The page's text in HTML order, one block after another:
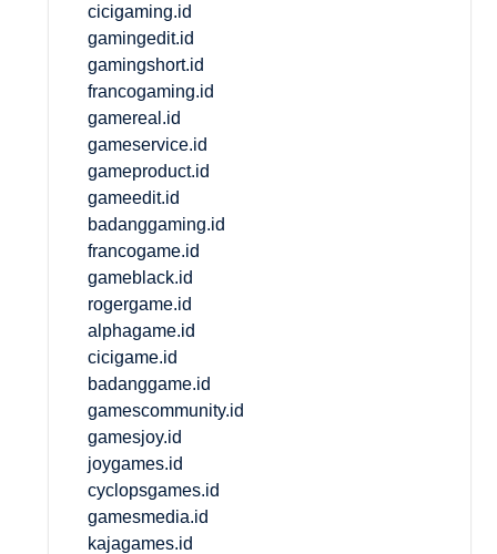
cicigaming.id
gamingedit.id
gamingshort.id
francogaming.id
gamereal.id
gameservice.id
gameproduct.id
gameedit.id
badanggaming.id
francogame.id
gameblack.id
rogergame.id
alphagame.id
cicigame.id
badanggame.id
gamescommunity.id
gamesjoy.id
joygames.id
cyclopsgames.id
gamesmedia.id
kajagames.id